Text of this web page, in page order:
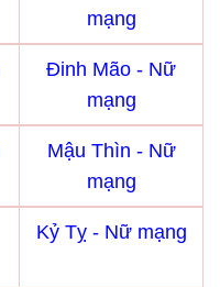
mạng
Đinh Mão - Nữ
mạng
Mậu Thìn - Nữ
mạng
Kỷ Tỵ - Nữ mạng